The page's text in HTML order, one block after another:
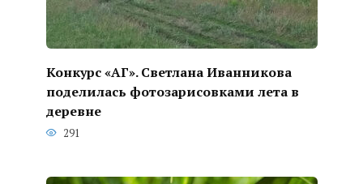
Конкурс «АГ». Светлана Иванникова
поделилась фотозарисовками лета в
деревне
291